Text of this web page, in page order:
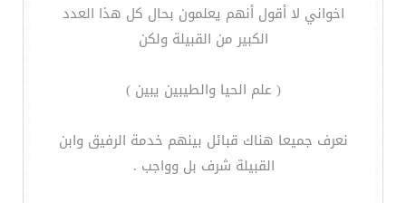
اخواني لا أقول أنهم يعلمون بحال كل هذا العدد
الكبير من القبيلة ولكن
( علم الحيا والطيبين يبين )
نعرف جميعا هناك قبائل بينهم خدمة الرفيق وابن
القبيلة شرف بل وواجب .